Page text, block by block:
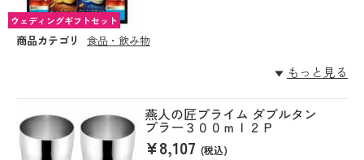
ウェディングギフトセット
商品カテゴリ 食品・飲み物
もっと見る
燕人の匠プライム ダブルタン
ブラー３００ｍｌ２Ｐ
¥8,107(税込)